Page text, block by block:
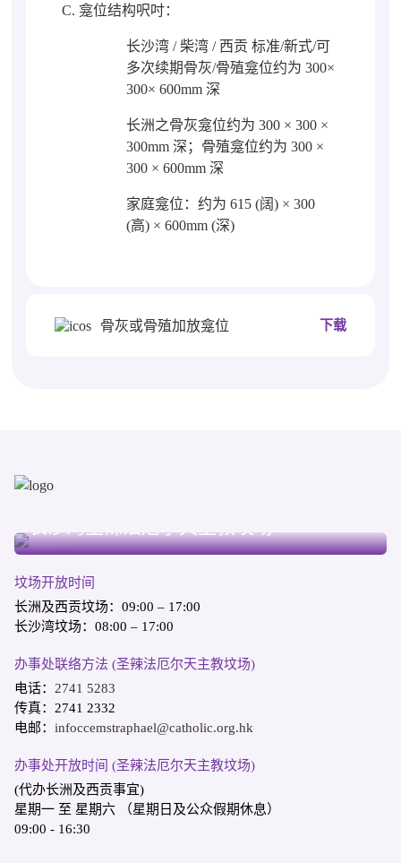
C. 龛位结构呎吋：
长沙湾 / 柴湾 / 西贡 标准/新式/可
多次续期骨灰/骨殖龛位约为 300×
300× 600mm 深
长洲之骨灰龛位约为 300 × 300 ×
300mm 深；骨殖龛位约为 300 ×
300 × 600mm 深
家庭龛位：约为 615 (阔) × 300
(高) × 600mm (深)
骨灰或骨殖加放龛位 下载
长洲天主教坟场
长沙湾圣辣法厄尔天主教坟场
坟场开放时间
长洲及西贡坟场：09:00 – 17:00
长沙湾坟场：08:00 – 17:00
办事处联络方法 (圣辣法厄尔天主教坟场)
电话： 2741 5283
传真：2741 2332
电邮：infoccemstraphael@catholic.org.hk
办事处开放时间 (圣辣法厄尔天主教坟场)
(代办长洲及西贡事宜)
星期一 至 星期六 （星期日及公众假期休息）
09:00 - 16:30